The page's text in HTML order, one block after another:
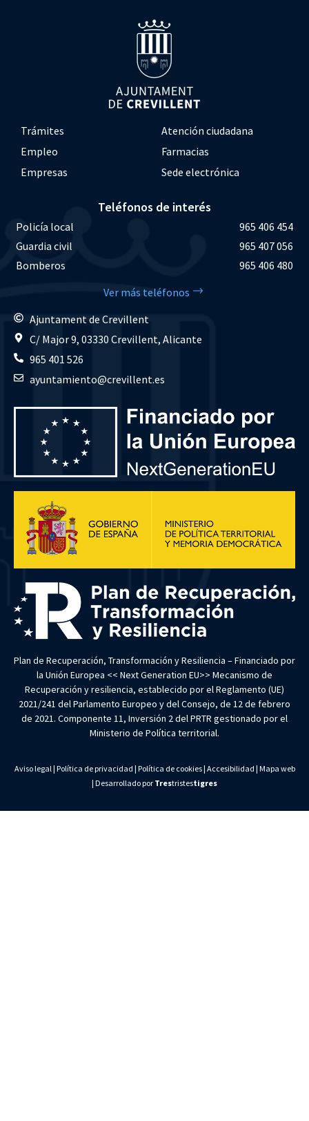
Trámites
Atención ciudadana
Empleo
Farmacias
Empresas
Sede electrónica
Teléfonos de interés
Policía local
965 406 454
Guardia civil
965 407 056
Bomberos
965 406 480
Ver más teléfonos
Ajuntament de Crevillent
C/ Major 9, 03330 Crevillent, Alicante
965 401 526
ayuntamiento@crevillent.es
Plan de Recuperación, Transformación y Resiliencia – Financiado por
la Unión Europea << Next Generation EU>> Mecanismo de
Recuperación y resiliencia, establecido por el Reglamento (UE)
2021/241 del Parlamento Europeo y del Consejo, de 12 de febrero
de 2021. Componente 11, Inversión 2 del PRTR gestionado por el
Ministerio de Política territorial.
Aviso legal | Política de privacidad | Política de cookies| Accesibilidad | Mapa web
| Desarrollado por Trestristestigres